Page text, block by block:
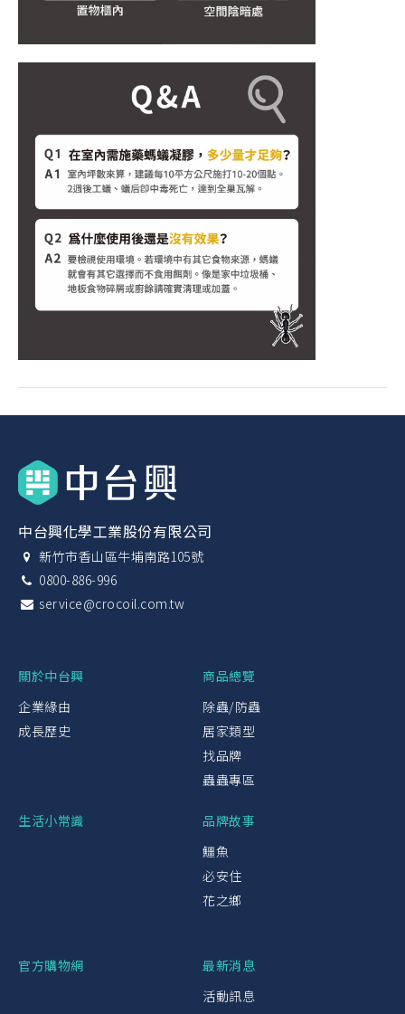
中台興化學工業股份有限公司
新竹市香山區牛埔南路105號
0800-886-996
service@crocoil.com.tw
關於中台興
企業緣由
成長歷史
商品總覽
除蟲/防蟲
居家類型
找品牌
蟲蟲專區
生活小常識
品牌故事
鱷魚
必安住
花之鄉
官方購物網
最新消息
活動訊息